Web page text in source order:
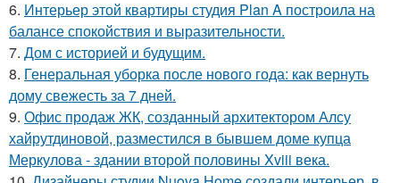
6. Интерьер этой квартиры студия Plan A построила на
балансе спокойствия и выразительности.
7. Дом с историей и будущим.
8. Генеральная уборка после нового года: как вернуть
дому свежесть за 7 дней.
9. Офис продаж ЖК, созданный архитектором Алсу
хайрутдиновой, разместился в бывшем доме купца
Меркулова - здании второй половины Xviii века.